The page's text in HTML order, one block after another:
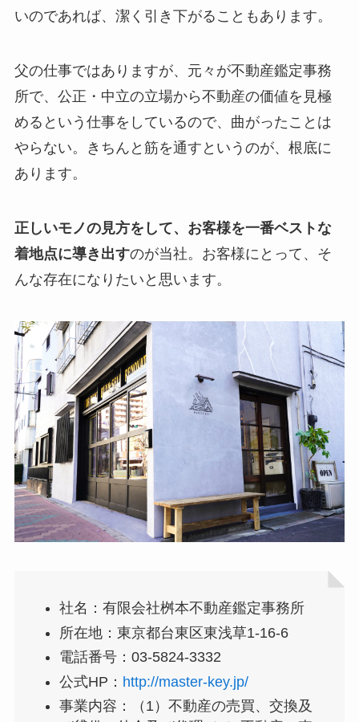
いのであれば、潔く引き下がることもあります。
父の仕事ではありますが、元々が不動産鑑定事務
所で、公正・中立の立場から不動産の価値を見極
めるという仕事をしているので、曲がったことは
やらない。きちんと筋を通すというのが、根底に
あります。
正しいモノの見方をして、お客様を一番ベストな
着地点に導き出すのが当社。お客様にとって、そ
んな存在になりたいと思います。
社名：有限会社桝本不動産鑑定事務所
所在地：東京都台東区東浅草1-16-6
電話番号：03-5824-3332
公式HP： http://master-key.jp/
事業内容：（1）不動産の売買、交換及